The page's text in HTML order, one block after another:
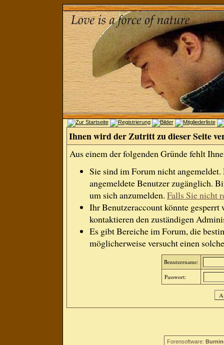
Ihnen wird der Zutritt zu dieser Seite
Aus einem der folgenden Gründe fehlt
Sie sind im Forum nicht
angemeldete Benutzer zugänglich.
um sich anzumelden. Falls Sie nicht
Ihr Benutzeraccount könnte gesperrt
kontaktieren den zuständigen
Es gibt Bereiche im Forum, die
möglicherweise versucht einen
Benutzername:
Passwort:
Forensoftware: